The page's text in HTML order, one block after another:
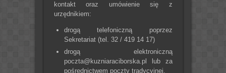
kontakt oraz umówienie się z
urzędnikiem:
drogą telefoniczną poprzez
Sekretariat (tel. 32 / 419 14 17)
drogą elektroniczną
poczta@kuzniaraciborska.pl lub za
pośrednictwem poczty tradycyjnej.